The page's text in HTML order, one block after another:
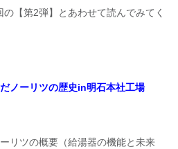
【第2弾】とあわせて読んでみてく
ノーリツの歴史in明石本社工場
リツの概要（給湯器の機能と未来